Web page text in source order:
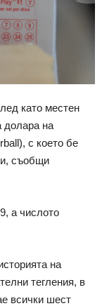
като местен
долара на
с което бе
съобщи
а числото
на
тегления, в
всички шест